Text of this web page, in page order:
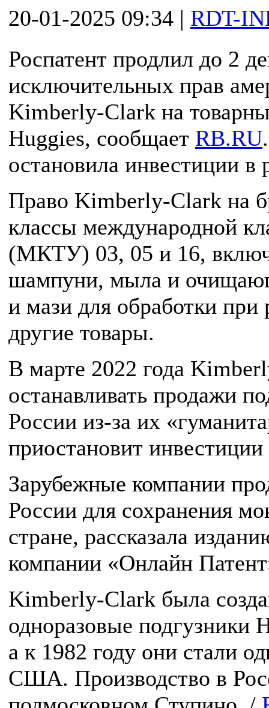
20-01-2025 09:34 | RDT-
Роспатент продлил до 2
исключительных прав
Kimberly-Clark на
Huggies, сообщает RB.RU
остановила инвестиции в
Право Kimberly-Clark на
классы международной
(МКТУ) 03, 05 и 16,
шампуни, мыла и
и мази для обработки
другие товары.
В марте 2022 года
останавливать продажи
России из-за их
приостановит
Зарубежные компании
России для сохранения
стране, рассказала
компании «Онлайн
Kimberly-Clark была
одноразовые
а к 1982 году они стали
США. Производство в